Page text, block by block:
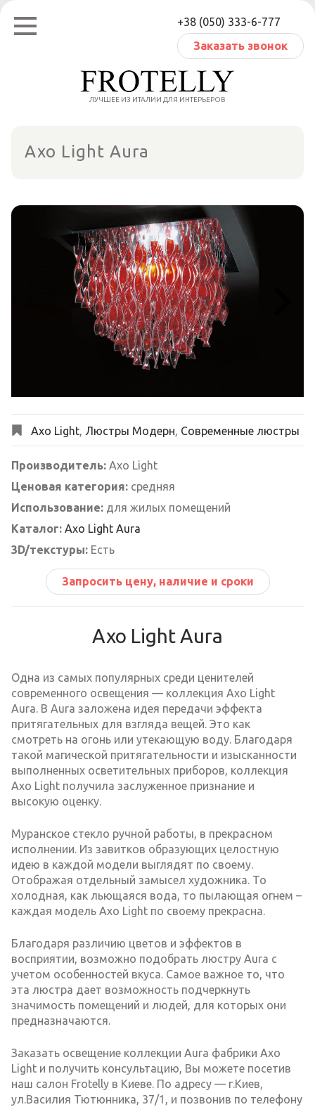
Перейти
содержанию
+38 (050) 333-6-777
Заказать звонок
ЛУЧШЕЕ ИЗ ИТАЛИИ ДЛЯ ИНТЕРЬЕРОВ
Axo Light Aura
Axo Light, Люстры Модерн, Современные люстры
Производитель: Axo Light
Ценовая категория: средняя
Использование: для жилых помещений
Каталог: Axo Light Aura
3D/текстуры: Есть
Запросить цену, наличие и сроки
Axo Light Aura
Одна из самых популярных среди ценителей
современного освещения — коллекция Axo Light
Aura. В Aura заложена идея передачи эффекта
притягательных для взгляда вещей. Это как
смотреть на огонь или утекающую воду. Благодаря
такой магической притягательности и изысканности
выполненных осветительных приборов, коллекция
Axo Light получила заслуженное признание и
высокую оценку.
Муранское стекло ручной работы, в прекрасном
исполнении. Из завитков образующих целостную
идею в каждой модели выглядят по своему.
Отображая отдельный замысел художника. То
холодная, как льющаяся вода, то пылающая огнем –
каждая модель Axo Light по своему прекрасна.
Благодаря различию цветов и эффектов в
восприятии, возможно подобрать люстру Aura с
учетом особенностей вкуса. Самое важное то, что
эта люстра дает возможность подчеркнуть
значимость помещений и людей, для которых они
предназначаются.
Заказать освещение коллекции Aura фабрики Axo
Light и получить консультацию, Вы можете посетив
наш салон Frotelly в Киеве. По адресу — г.Киев,
ул.Василия Тютюнника, 37/1, и позвонив по телефону